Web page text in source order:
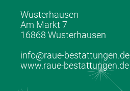
Wusterhausen
Am Markt 7
16868 Wusterhausen
info@raue-bestattungen.de
www.raue-bestattungen.de